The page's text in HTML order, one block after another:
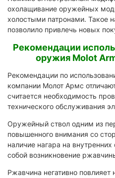
охолащивание оружейных
холостыми патронами. Такое
позволило привлечь новых
Рекомендации
оружия Molot
Рекомендации по
компании Молот Армс
считается необходимость
технического обслуживания
Оружейный ствол одним из
повышенного внимания со
наличие нагара на внутренних
собой возникновение
Ржавчина негативно повлияет